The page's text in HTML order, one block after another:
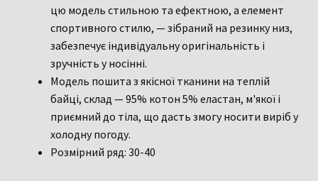
цю модель стильною та ефектною, а елемент
спортивного стилю, — зібраний на резинку низ,
забезпечує індивідуальну оригінальність і
зручність у носінні.
Модель пошита з якісної тканини на теплій
байці, склад — 95% котон 5% еластан, м'якої і
приємний до тіла, що дасть змогу носити виріб у
холодну погоду.
Розмірний ряд: 30-40